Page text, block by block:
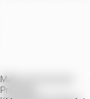
Mapa provozoven
Produkty